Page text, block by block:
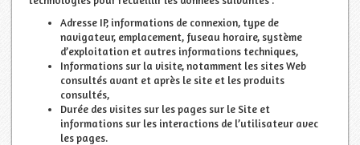
Adresse IP, informations de connexion, type de
navigateur, emplacement, fuseau horaire, système
d’exploitation et autres informations techniques,
Informations sur la visite, notamment les sites Web
consultés avant et après le site et les produits
consultés,
Durée des visites sur les pages sur le Site et
informations sur les interactions de l’utilisateur avec
les pages.